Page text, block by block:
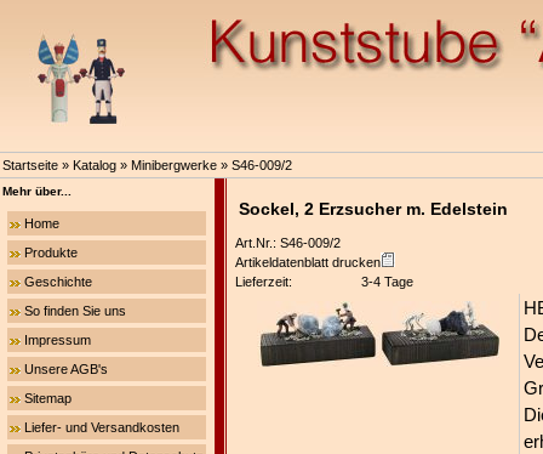
Startseite » Katalog » Minibergwerke » S46-009/2
Mehr über...
Home
Produkte
Geschichte
So finden Sie uns
Impressum
Unsere AGB's
Sitemap
Liefer- und Versandkosten
Sockel, 2 Erzsucher m. Edelstein
Art.Nr.: S46-009/2
Artikeldatenblatt drucken
Lieferzeit:
3-4 Tage